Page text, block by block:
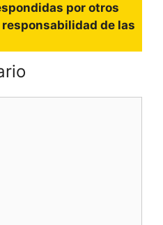
por otros
de las